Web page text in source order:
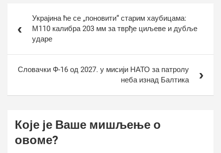
чланкаУкрајина ће се „поновити“ старим хаубицама:
М110 калибра 203 мм за тврђе циљеве и дубље
ударе
Словачки Ф-16 од 2027. у мисији НАТО за патролу
неба изнад Балтика
Које је Ваше мишљење о
овоме?